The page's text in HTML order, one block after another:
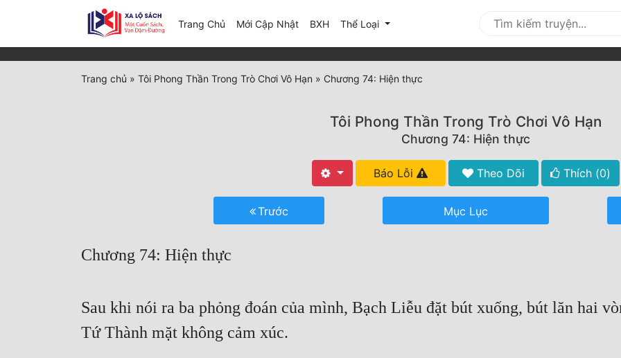
Trang Chủ Mới Cập Nhật(current)
BXH Thể Loại
Trang chủ » Tôi Phong Thần Trong Trò Chơi Vô Hạn » Chương 74: Hiện thực
Tôi Phong Thần Trong Trò Chơi Vô Hạn
Chương 74: Hiện thực
Báo Lỗi Theo Dõi Thích (0)
Trước Mục Lục
Chương 74: Hiện thực
Sau khi nói ra ba phỏng đoán của mình, Bạch Liễu đặt bút xuống, bút lăn hai
Tứ Thành mặt không cảm xúc.